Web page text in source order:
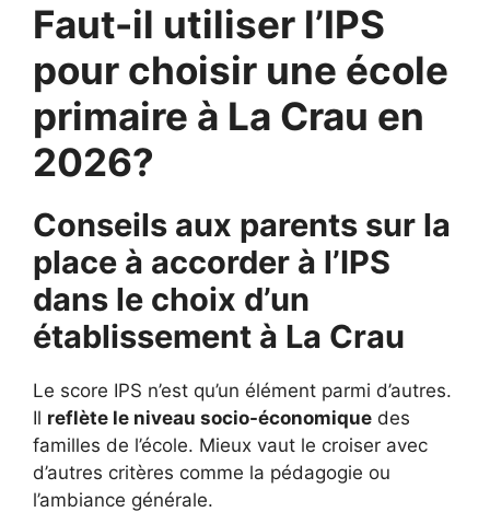
Faut-il utiliser l’IPS
pour choisir une école
primaire à La Crau en
2026?
Conseils aux parents sur la
place à accorder à l’IPS
dans le choix d’un
établissement à La Crau
Le score IPS n’est qu’un élément parmi d’autres.
Il reflète le niveau socio-économique des
familles de l’école. Mieux vaut le croiser avec
d’autres critères comme la pédagogie ou
l’ambiance générale.